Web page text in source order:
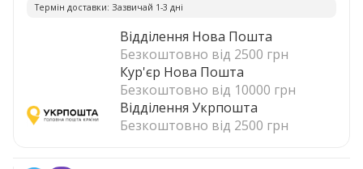
Термiн доставки: Зазвичай 1-3 днi
Відділення Нова Пошта
Безкоштовно від 2500 грн
Кур'єр Нова Пошта
Безкоштовно від 10000 грн
Відділення Укрпошта
Безкоштовно від 2500 грн